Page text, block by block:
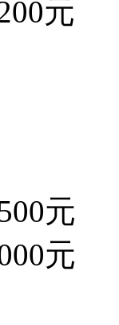
元
元
元